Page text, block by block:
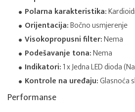
Polarna karakteristika:
Orijentacija:Bočno usmjerenje
Visokopropusni filter:Nema
Podešavanje tona:Nema
Indikatori:1 x Jedna LED dioda
Kontrole na uređaju:Glasnoća
Performanse